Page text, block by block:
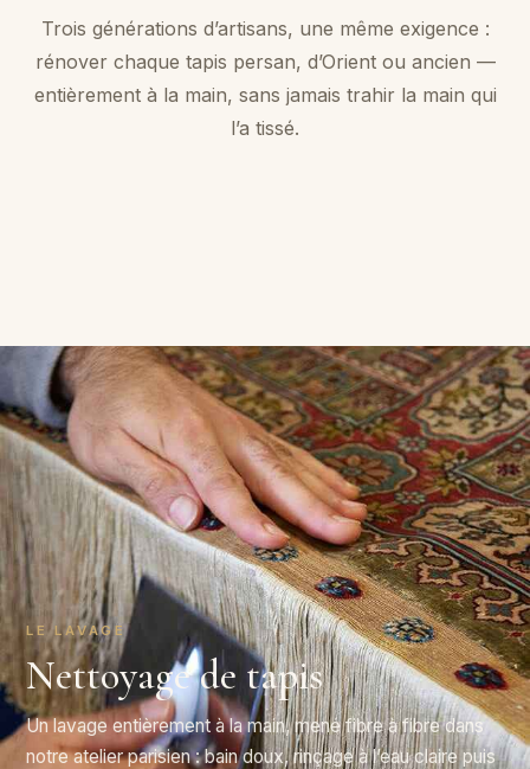
Trois générations d’artisans, une même exigence :
rénover chaque tapis persan, d’Orient ou ancien —
entièrement à la main, sans jamais trahir la main qui
l’a tissé.
LE LAVAGE
Nettoyage de tapis
Un lavage entièrement à la main, mené fibre à fibre dans
notre atelier parisien : bain doux, rinçage à l’eau claire puis